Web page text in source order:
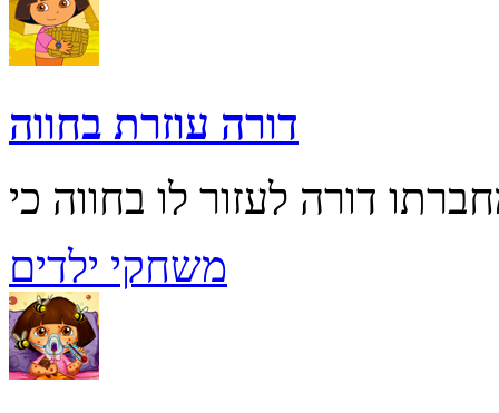
דורה עוזרת בחווה
משחקי ילדים